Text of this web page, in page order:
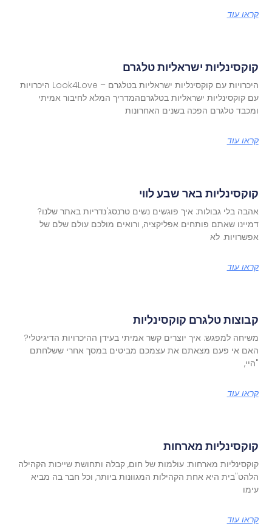
קראו עוד
קוקסינליות ישראליות טלגרם
היכרויות עם קוקסינליות ישראליות בטלגרם – Look4Love היכרויות
עם קוקסינליות ישראליות בטלגרםהמדריך המלא לחיבור אמיתי
ומכבד טלגרם הפכה בשנים האחרונות
קראו עוד
קוקסינליות באר שבע לווי
אהבה בלי גבולות: איך פוגשים נשים טרנסג'נדריות באתר שלנו?
דמיינו שאתם פותחים אפליקציה, ורואים מולכם עולם שלם של
אפשרויות. לא
קראו עוד
קבוצות טלגרם קוקסינליות
משיחה למפגש: איך יוצרים קשר אמיתי בעידן ההיכרויות הדיגיטלי?
האם אי פעם מצאתם את עצמכם מביטים במסך אחרי ששלחתם
"היי,
קראו עוד
קוקסינליות מארחות
קוקסינליות מארחות: עולמות של חום, קבלה ותחושת שייכות הקהילה
הלהט"בית היא אחת הקהילות המגוונות ביותר, וכל חבר בה מביא
עימו
קראו עוד